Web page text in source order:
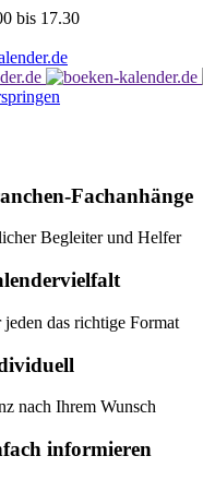
bis 17.30
Fachanhänge
Begleiter und Helfer
jeden das richtige Format
nach Ihrem Wunsch
informieren